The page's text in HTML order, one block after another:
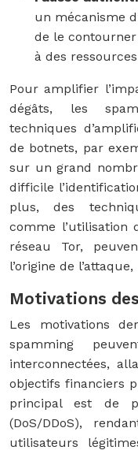
un mécanisme
de le
à des
Pour amplifier
dégâts, les
techniques
de botnets, par
sur un grand
difficile
plus, des
comme l’utilisation
réseau Tor,
l’origine de
Motivations
Les motivations
spamming
interconnectées,
objectifs financiers
principal est de
(DoS/DDoS),
utilisateurs